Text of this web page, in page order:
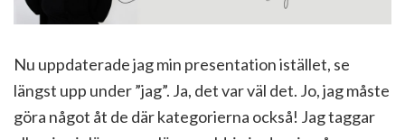
Nu uppdaterade jag min presentation istället, se
längst upp under ”jag”. Ja, det var väl det. Jo, jag måste
göra något åt de där kategorierna också! Jag taggar